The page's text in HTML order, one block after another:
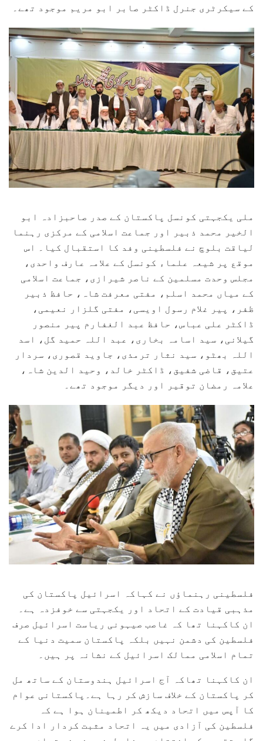
کے سیکرٹری جنرل ڈاکٹر صابر ابو مریم موجود تھے۔
ملی یکجہتی کونسل پاکستان کے صدر صاحبزادہ ابو
الخیر محمد ذبیر اور جماعت اسلامی کے مرکزی رہنما
لیاقت بلوچ نے فلسطینی وفد کا استقبال کیا۔ اس
موقع پر شیعہ علماء کونسل کے علامہ عارف واحدی،
مجلس وحدت مسلمین کے ناصر شیرازی، جماعت اسلامی
کے میاں محمد اسلم، مفتی معرفت شاہ، حافظ ذبیر
ظفر، پیر غلام رسول اویسی، مفتی گلزار نعیمی،
ڈاکٹر علی عباس، حافظ عبد الغفارم پیر منصور
گیلانی، سید اسامہ بخاری، عبد اللہ حمید گل، اسد
اللہ بھٹو، سید نثار ترمذی، جاوید قصوری، سردار
عتیق، قاضی شفیق، ڈاکٹر خالد، وحید الدین شاہ،
علامہ رمضان توقیر اور دیگر موجود تھے۔
فلسطینی رہنماؤں نے کہاکہ اسرائیل پاکستان کی
مذہبی قیادت کے اتحاد اور یکجہتی سے خوفزدہ ہے۔
ان کاکہنا تھا کہ غاصب صیہونی ریاست اسرائیل صرف
فلسطین کی دشمن نہیں بلکہ پاکستان سمیت دنیا کے
تمام اسلامی ممالک اسرائیل کے نشانہ پر ہیں۔
ان کاکہنا تھاکہ آج اسرائیل ہندوستان کے ساتھ مل
کر پاکستان کے خلاف سازش کر رہا ہے۔پاکستانی عوام
کا آپس میں اتحاد دیکھ کر اطمینان ہوا ہے کہ
فلسطین کی آزادی میں یہ اتحاد مثبت کردار ادا کرے